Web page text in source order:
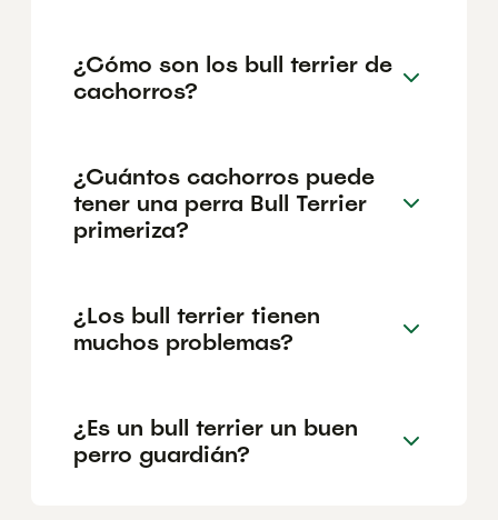
¿Cómo son los bull terrier de
cachorros?
¿Cuántos cachorros puede
tener una perra Bull Terrier
primeriza?
¿Los bull terrier tienen
muchos problemas?
¿Es un bull terrier un buen
perro guardián?